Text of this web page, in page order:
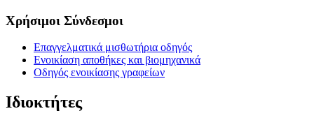
Χρήσιμοι Σύνδεσμοι
Επαγγελματικά μισθωτήρια οδηγός
Ενοικίαση αποθήκες και βιομηχανικά
Οδηγός ενοικίασης γραφείων
Ιδιοκτήτες